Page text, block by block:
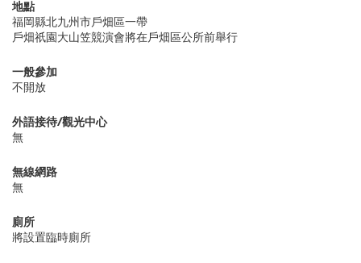
地點
福岡縣北九州市戶畑區一帶
戶畑祇園大山笠競演會將在戶畑區公所前舉行
一般參加
不開放
外語接待/觀光中心
無
無線網路
無
廁所
將設置臨時廁所